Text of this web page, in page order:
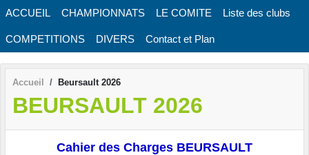
ACCUEIL CHAMPIONNATS LE COMITE Liste des clubs
COMPETITIONS DIVERS Contact et Plan
Accueil Beursault 2026
BEURSAULT 2026
Cahier des Charges BEURSAULT
Panneau de gestion des cookies